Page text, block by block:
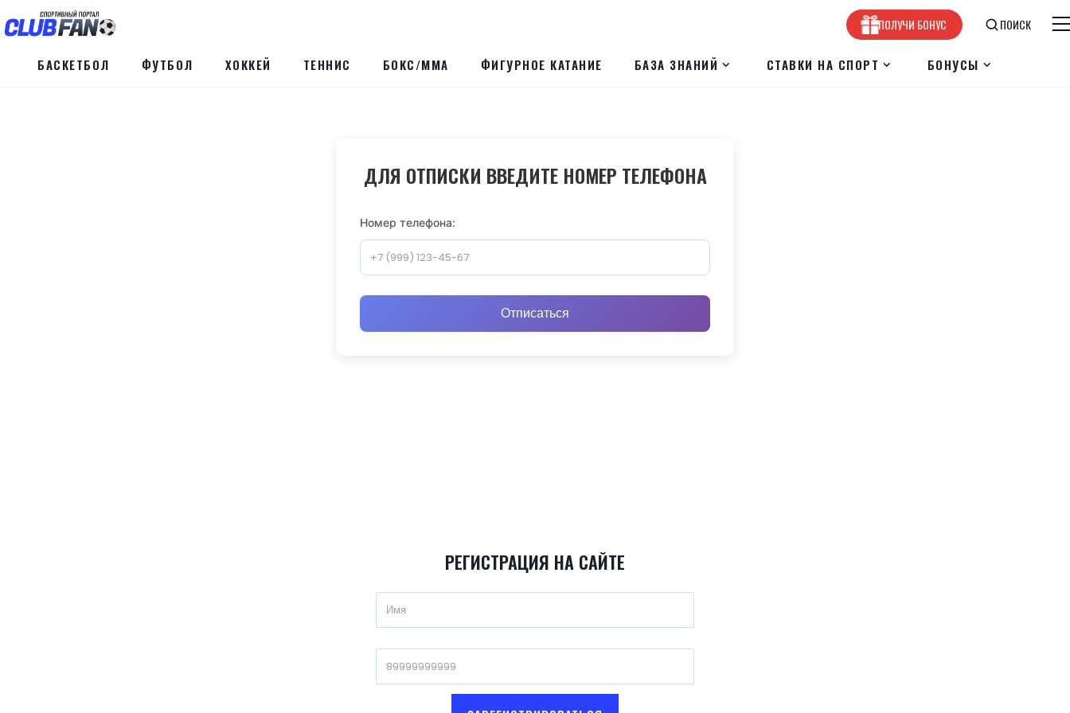
ПОЛУЧИ БОНУС ПОИСК
БАСКЕТБОЛ ФУТБОЛ ХОККЕЙ ТЕННИС БОКС/ММА ФИГУРНОЕ КАТАНИЕ БАЗА ЗНАНИЙ СТАВКИ НА СПОРТ БОНУСЫ
ДЛЯ ОТПИСКИ ВВЕДИТЕ НОМЕР ТЕЛЕФОНА
Номер телефона:
Отписаться
РЕГИСТРАЦИЯ НА САЙТЕ